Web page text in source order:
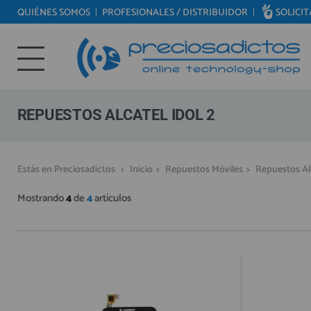
REPUESTOS MÓVILES
REPUESTOS TABLET
REPUESTOS VIDEOCONSOLAS
REPUESTOS OTROS DISPOSITIVOS
Bienvenid@ otra vez
YA SOY CLIENTE
Recordarme ¿Olvidó su contraseña?Recordar aquí
QUIÉNES SOMOS PROFESIONALES / DISTRIBUIDOR
REPUESTOS ALCATEL IDOL 2
Estás en Preciosadictos > Inicio > Repuestos Móviles > Repuestos
Mostrando4de4artículos